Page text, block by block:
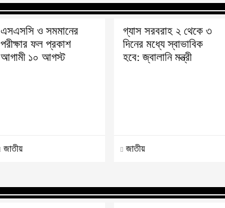
এসএসসি ও সমমানের
পরীক্ষার ফল প্রকাশ
আগামী ১০ আগস্ট
জাতীয়
গ্যাস সরবরাহ ২ থেকে ৩
দিনের মধ্যে স্বাভাবিক
হবে: জ্বালানি মন্ত্রী
জাতীয়